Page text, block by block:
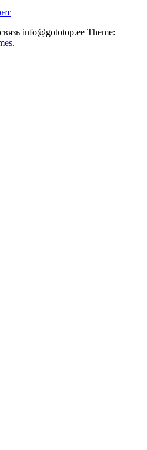
info@gototop.ee Theme:
.